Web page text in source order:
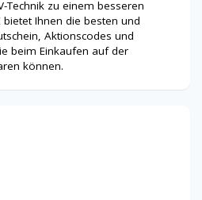
Technik zu einem besseren
bietet Ihnen die besten und
Aktionscodes und
beim Einkaufen auf der
können.